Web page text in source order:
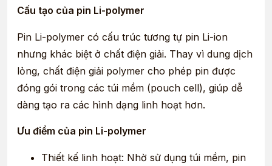
Cấu tạo của pin Li-polymer
Pin Li-polymer có cấu trúc tương tự pin Li-ion
nhưng khác biệt ở chất điện giải. Thay vì dung dịch
lỏng, chất điện giải polymer cho phép pin được
đóng gói trong các túi mềm (pouch cell), giúp dễ
dàng tạo ra các hình dạng linh hoạt hơn.
Ưu điểm của pin Li-polymer
Thiết kế linh hoạt: Nhờ sử dụng túi mềm, pin